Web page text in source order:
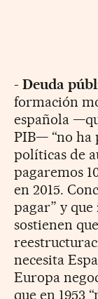
- Deuda
formación
española
PIB— “no ha
políticas de
pagaremos
en 2015.
pagar” y
sostienen
necesita
Europa
que en 1953